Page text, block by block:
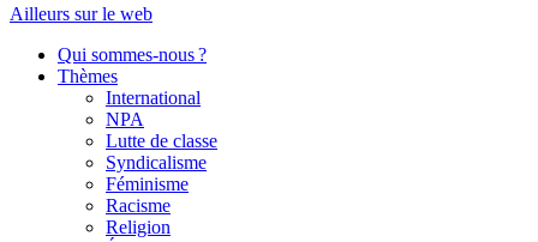
Ailleurs sur le web
Qui sommes-nous ?
Thèmes
International
NPA
Lutte de classe
Syndicalisme
Féminisme
Racisme
Religion